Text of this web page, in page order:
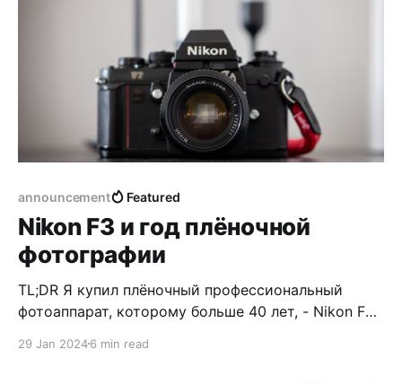
announcement Featured
Nikon F3 и год плёночной
фотографии
TL;DR Я купил плёночный профессиональный
фотоаппарат, которому больше 40 лет, - Nikon F3
эксклюзивно, конечно), что выльется в небольшой
29 Jan 20246 min read